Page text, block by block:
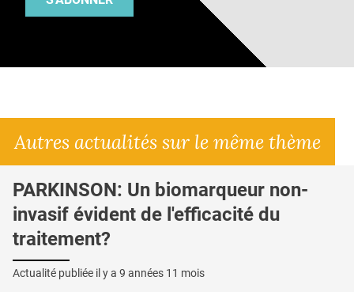
Autres actualités sur le même thème
PARKINSON: Un biomarqueur non-
invasif évident de l'efficacité du
traitement?
Actualité publiée il y a 9 années 11 mois